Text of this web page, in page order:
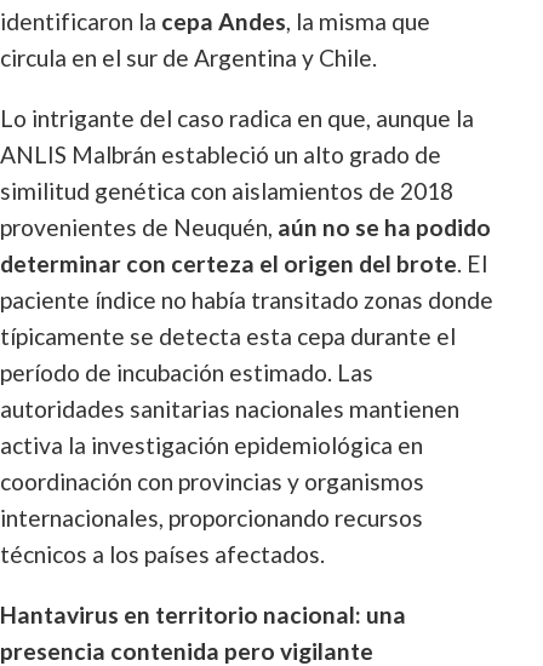
identificaron la cepa Andes, la misma que
circula en el sur de Argentina y Chile.
Lo intrigante del caso radica en que, aunque la
ANLIS Malbrán estableció un alto grado de
similitud genética con aislamientos de 2018
provenientes de Neuquén, aún no se ha podido
determinar con certeza el origen del brote. El
paciente índice no había transitado zonas donde
típicamente se detecta esta cepa durante el
período de incubación estimado. Las
autoridades sanitarias nacionales mantienen
activa la investigación epidemiológica en
coordinación con provincias y organismos
internacionales, proporcionando recursos
técnicos a los países afectados.
Hantavirus en territorio nacional: una
presencia contenida pero vigilante